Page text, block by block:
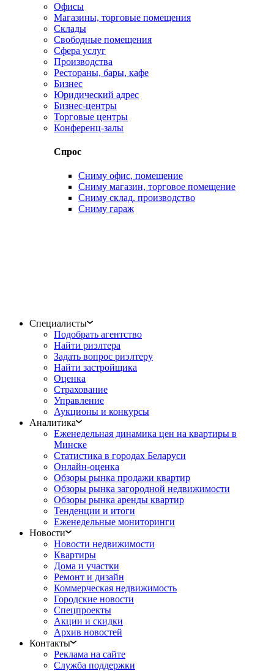
Офисы
Магазины, торговые помещения
Склады
Свободные помещения
Сфера услуг
Производства
Рестораны, бары, кафе
Бизнес
Юридический адрес
Бизнес-центры
Торговые центры
Конференц-залы
Спрос
Сниму офис, помещение
Сниму магазин, торговое помещение
Сниму склад, производство
Сниму гараж
Специалисты
Подобрать агентство
Найти риэлтера
Задать вопрос риэлтеру
Найти застройщика
Оценка
Страхование
Управление
Аукционы и конкурсы
Аналитика
Еженедельная динамика цен на квартиры в
Минске
Статистика в городах Беларуси
Онлайн-оценка
Обзоры рынка продажи квартир
Обзоры рынка загородной недвижимости
Обзоры рынка аренды квартир
Тенденции и итоги
Еженедельные мониторинги
Новости
Новости недвижимости
Квартиры
Дома и участки
Ремонт и дизайн
Коммерческая недвижимость
Городские новости
Спецпроекты
Акции и скидки
Архив новостей
Контакты
Реклама на сайте
Служба поддержки